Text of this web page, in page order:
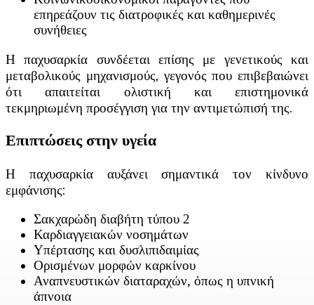
επηρεάζουν τις διατροφικές και καθημερινές
συνήθειες
Η παχυσαρκία συνδέεται επίσης με γενετικούς και
μεταβολικούς μηχανισμούς, γεγονός που επιβεβαιώνει
ότι απαιτείται ολιστική και επιστημονικά
τεκμηριωμένη προσέγγιση για την αντιμετώπισή της.
Επιπτώσεις στην υγεία
Η παχυσαρκία αυξάνει σημαντικά τον κίνδυνο
εμφάνισης:
Σακχαρώδη διαβήτη τύπου 2
Καρδιαγγειακών νοσημάτων
Υπέρτασης και δυσλιπιδαιμίας
Ορισμένων μορφών καρκίνου
Αναπνευστικών διαταραχών, όπως η υπνική
άπνοια